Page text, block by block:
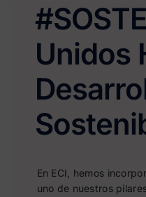
Unidos
En ECI, hemos
uno de nuestros